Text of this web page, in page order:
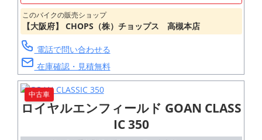
このバイクの販売ショップ
【大阪府】 CHOPS（株）チョップス 高槻本店
電話で問い合わせる
在庫確認・見積無料
中古車
ロイヤルエンフィールド GOAN CLASS
IC 350